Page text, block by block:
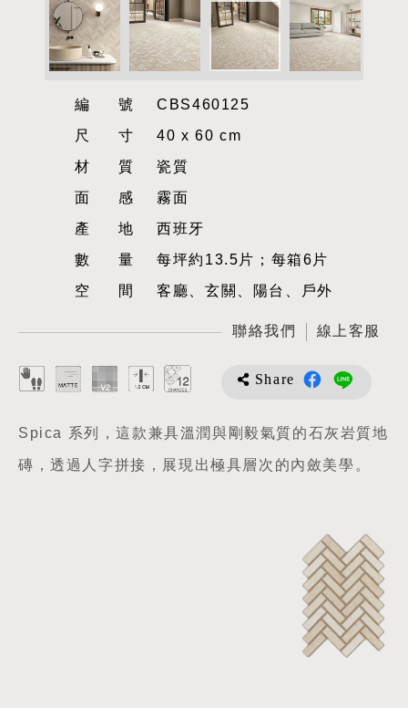
編號CBS460125
尺寸40 x 60 cm
材質瓷質
面感霧面
產地西班牙
數量每坪約13.5片；每箱6片
空間客廳、玄關、陽台、戶外
聯絡我們 線上客服
Share
Spica 系列，這款兼具溫潤與剛毅氣質的石灰岩質地
磚，透過人字拼接，展現出極具層次的內斂美學。